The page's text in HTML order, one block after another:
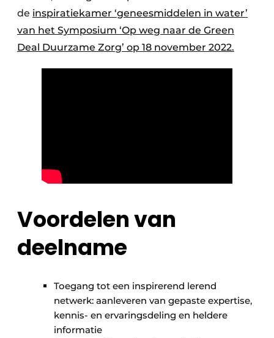
de inspiratiekamer ‘geneesmiddelen in water’
van het Symposium ‘Op weg naar de Green
Deal Duurzame Zorg’ op 18 november 2022.
Voordelen van
deelname
Toegang tot een inspirerend lerend
netwerk: aanleveren van gepaste expertise,
kennis- en ervaringsdeling en heldere
informatie